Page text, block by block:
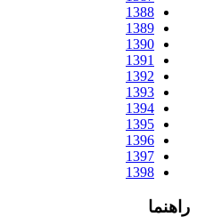
1388
1389
1390
1391
1392
1393
1394
1395
1396
1397
1398
راهنما